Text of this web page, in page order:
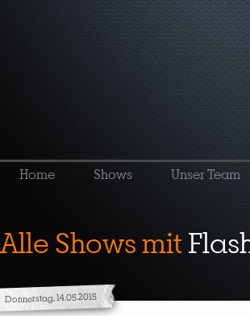
Home Shows Unser Team
Alle Shows mit
Donnerstag, 14.05.2015